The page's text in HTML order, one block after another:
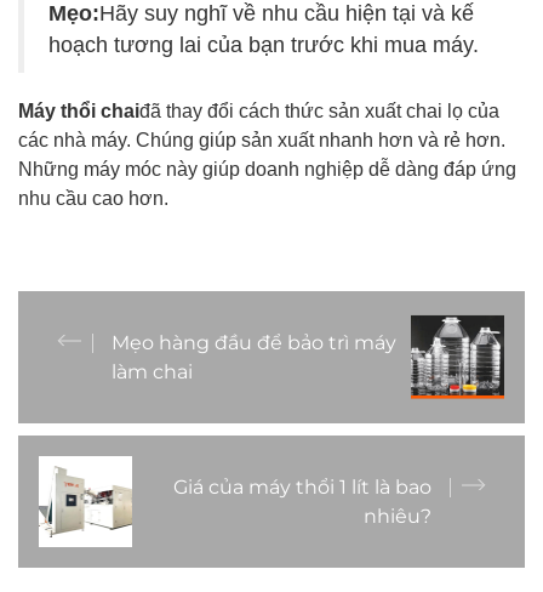
Mẹo:Hãy suy nghĩ về nhu cầu hiện tại và kế
hoạch tương lai của bạn trước khi mua máy.
Máy thổi chaiđã thay đổi cách thức sản xuất chai lọ của
các nhà máy. Chúng giúp sản xuất nhanh hơn và rẻ hơn.
Những máy móc này giúp doanh nghiệp dễ dàng đáp ứng
nhu cầu cao hơn.
Mẹo hàng đầu để bảo trì máy
làm chai
Giá của máy thổi 1 lít là bao
nhiêu?